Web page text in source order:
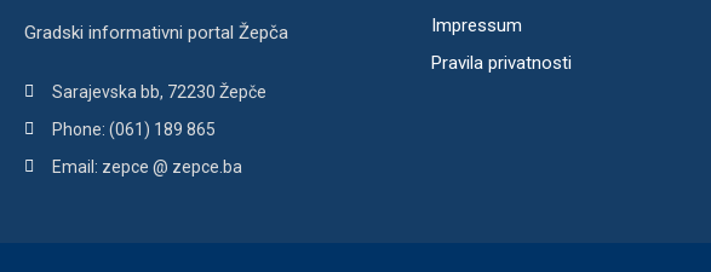
Gradski informativni portal Žepča
Sarajevska bb, 72230 Žepče
Phone: (061) 189 865
Email: zepce @ zepce.ba
Impressum
Pravila privatnosti